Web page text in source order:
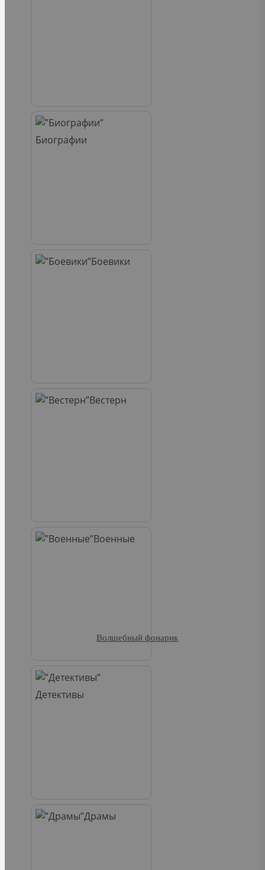
Биографии
Боевики
Вестерн
Военные
Детективы
Драмы
Волшебный фонарик